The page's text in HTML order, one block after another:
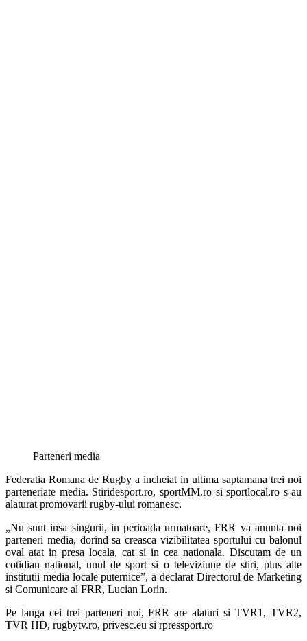
Parteneri media
Federatia Romana de Rugby a incheiat in ultima saptamana trei noi
parteneriate media. Stiridesport.ro, sportMM.ro si sportlocal.ro s-au
alaturat promovarii rugby-ului romanesc.
„Nu sunt insa singurii, in perioada urmatoare, FRR va anunta noi
parteneri media, dorind sa creasca vizibilitatea sportului cu balonul
oval atat in presa locala, cat si in cea nationala. Discutam de un
cotidian national, unul de sport si o televiziune de stiri, plus alte
institutii media locale puternice”, a declarat Directorul de Marketing
si Comunicare al FRR, Lucian Lorin.
Pe langa cei trei parteneri noi, FRR are alaturi si TVR1, TVR2,
TVR HD, rugbytv.ro, privesc.eu si rpressport.ro